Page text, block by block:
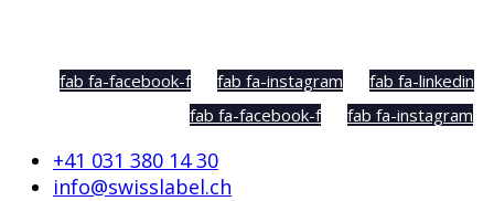
fab fa-facebook-f fab fa-instagram
fab fa-linkedin
fab fa-facebook-f
fab fa-instagram
+41 031 380 14 30
info@swisslabel.ch